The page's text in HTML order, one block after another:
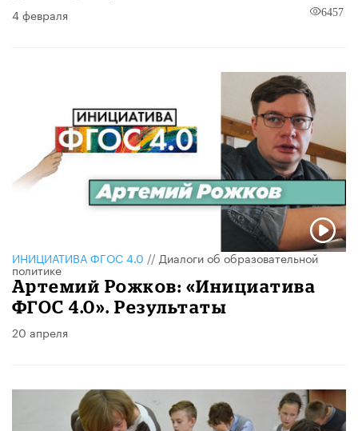
4 февраля 6457
ИНИЦИАТИВА ФГОС 4.0 // Диалоги об образовательной
политике
Артемий Рожков: «Инициатива
ФГОС 4.0». Результаты
20 апреля